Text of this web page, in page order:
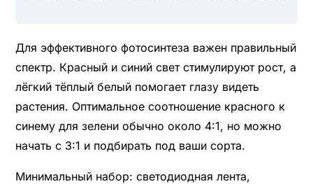
Для эффективного фотосинтеза важен правильный
спектр. Красный и синий свет стимулируют рост, а
лёгкий тёплый белый помогает глазу видеть
растения. Оптимальное соотношение красного к
синему для зелени обычно около 4:1, но можно
начать с 3:1 и подбирать под ваши сорта.
Минимальный набор: светодиодная лента,